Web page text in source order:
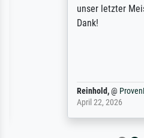
unser letzter
Reinhold,@ProvenExpert
April 22, 2026